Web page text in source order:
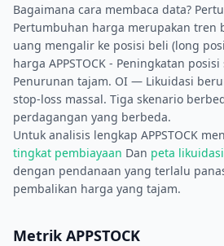
Bagaimana cara membaca data?
Pertumbuhan harga merupakan tren
uang mengalir ke posisi beli (long
harga APPSTOCK - Peningkatan
Penurunan tajam. OI — Likuidasi
stop-loss massal. Tiga skenario
perdagangan yang berbeda.
Untuk analisis lengkap APPSTOCK
tingkat pembiayaan Dan peta likuidasi
dengan pendanaan yang terlalu
pembalikan harga yang tajam.
Metrik APPSTOCK